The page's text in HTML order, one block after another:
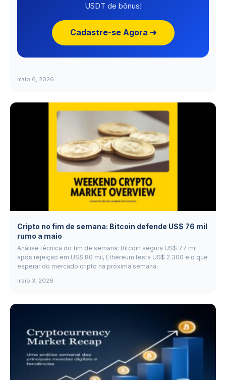
USDT de bônus!
Cadastre-se Agora ➜
maio 6, 2026
Cripto no fim de semana: Bitcoin defende US$ 76 mil
rumo a maio
Análise técnica do fim de semana: Bitcoin segura US$ 77 mil
após rejeição em US$ 80 mil, Ethereum testa US$ 2.300 e o que
esperar do mercado cripto na próxima semana.
maio 3, 2026